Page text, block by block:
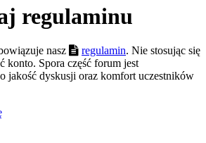
regulaminu
nasz regulamin. Nie stosując się
konto. Spora część forum jest
jakość dyskusji oraz komfort uczestników